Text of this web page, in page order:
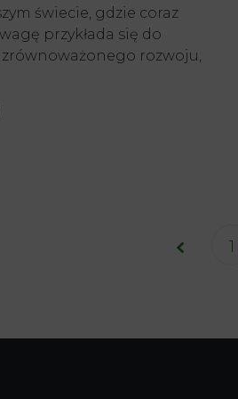
świecie, gdzie coraz
przykłada się do
rozwoju,
1